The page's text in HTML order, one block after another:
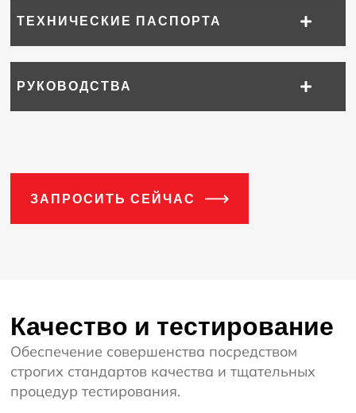
ТЕХНИЧЕСКИЕ ПАСПОРТА
РУКОВОДСТВА
ЗАПРОСИТЬ СЕЙЧАС
Качество и тестирование
Обеспечение совершенства посредством
строгих стандартов качества и тщательных
процедур тестирования.